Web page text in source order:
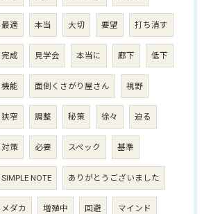
最適 本当 大切 要望 打ち消す
完成 見学会 本当に 廊下 低下
機能 面倒くさがり屋さん 視野
狭窄 調整 秘策 徐々 迫る
対策 必要 スペック 基準
SIMPLE NOTE ありがとうございました
メダカ 増殖中 回避 マインド